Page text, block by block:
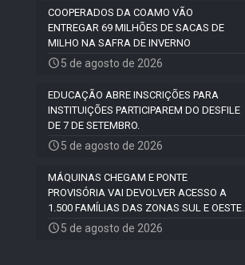
COOPERADOS DA COAMO VÃO
ENTREGAR 69 MILHÕES DE SACAS DE
MILHO NA SAFRA DE INVERNO
5 de agosto de 2026
EDUCAÇÃO ABRE INSCRIÇÕES PARA
INSTITUIÇÕES PARTICIPAREM DO DESFILE
DE 7 DE SETEMBRO.
5 de agosto de 2026
MÁQUINAS CHEGAM E PONTE
PROVISÓRIA VAI DEVOLVER ACESSO A
1.500 FAMÍLIAS DAS ZONAS SUL E OESTE.
5 de agosto de 2026